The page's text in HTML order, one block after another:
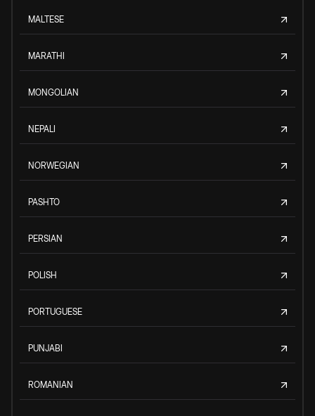
MALTESE
MARATHI
MONGOLIAN
NEPALI
NORWEGIAN
PASHTO
PERSIAN
POLISH
PORTUGUESE
PUNJABI
ROMANIAN